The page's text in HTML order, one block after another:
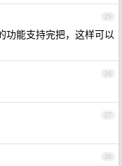
25
功能支持完把，这样可以
26
27
28